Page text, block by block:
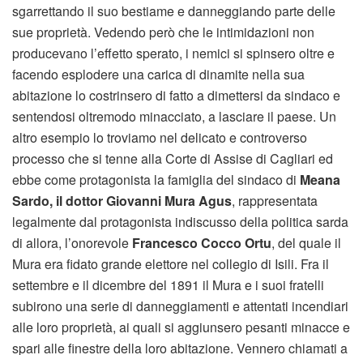
sgarrettando il suo bestiame e danneggiando parte delle
sue proprietà. Vedendo però che le intimidazioni non
producevano l’effetto sperato, i nemici si spinsero oltre e
facendo esplodere una carica di dinamite nella sua
abitazione lo costrinsero di fatto a dimettersi da sindaco e
sentendosi oltremodo minacciato, a lasciare il paese. Un
altro esempio lo troviamo nel delicato e controverso
processo che si tenne alla Corte di Assise di Cagliari ed
ebbe come protagonista la famiglia del sindaco di Meana
Sardo, il dottor Giovanni Mura Agus, rappresentata
legalmente dal protagonista indiscusso della politica sarda
di allora, l’onorevole Francesco Cocco Ortu, del quale il
Mura era fidato grande elettore nel collegio di Isili. Fra il
settembre e il dicembre del 1891 il Mura e i suoi fratelli
subirono una serie di danneggiamenti e attentati incendiari
alle loro proprietà, ai quali si aggiunsero pesanti minacce e
spari alle finestre della loro abitazione. Vennero chiamati a